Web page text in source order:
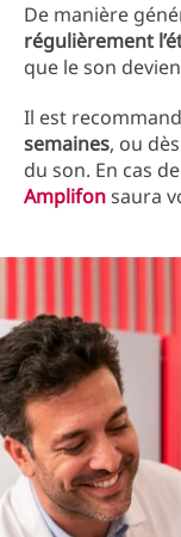
De manière
régulièrement
que le son
Il est
semaines, ou
du son. En cas
Amplifonsaura